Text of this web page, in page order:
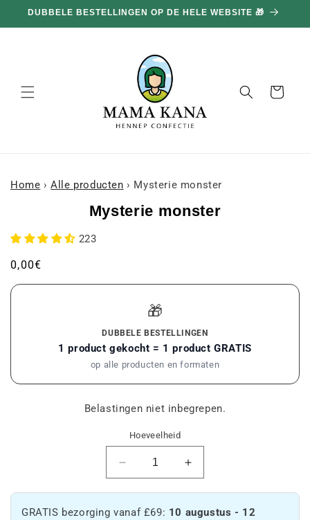
doorgaan
naar
DUBBELE BESTELLINGEN OP DE HELE WEBSITE 🎁
Mand
Home › Alle producten › Mysterie monster
Mysterie monster
223
Gebruikelijke
prijs
0,00€
🎁
DUBBELE BESTELLINGEN
1 product gekocht = 1 product GRATIS
op alle producten en formaten
Belastingen niet inbegrepen.
Hoeveelheid
Verminder
de
hoeveelheid
Mystery
Verhoog
de
hoeveelheid
Mystery
GRATIS bezorging vanaf £69: 10 augustus - 12